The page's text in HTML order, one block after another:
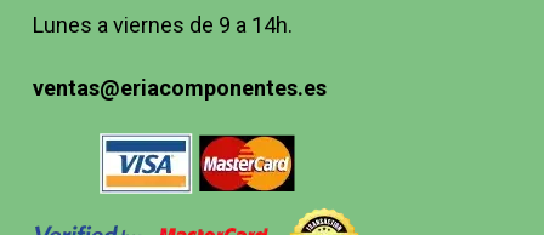
Lunes a viernes de 9 a 14h.
ventas@eriacomponentes.es